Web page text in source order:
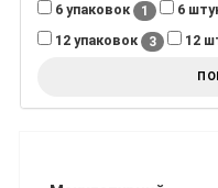
6 упаковок 1 6
12 упаковок 3 12